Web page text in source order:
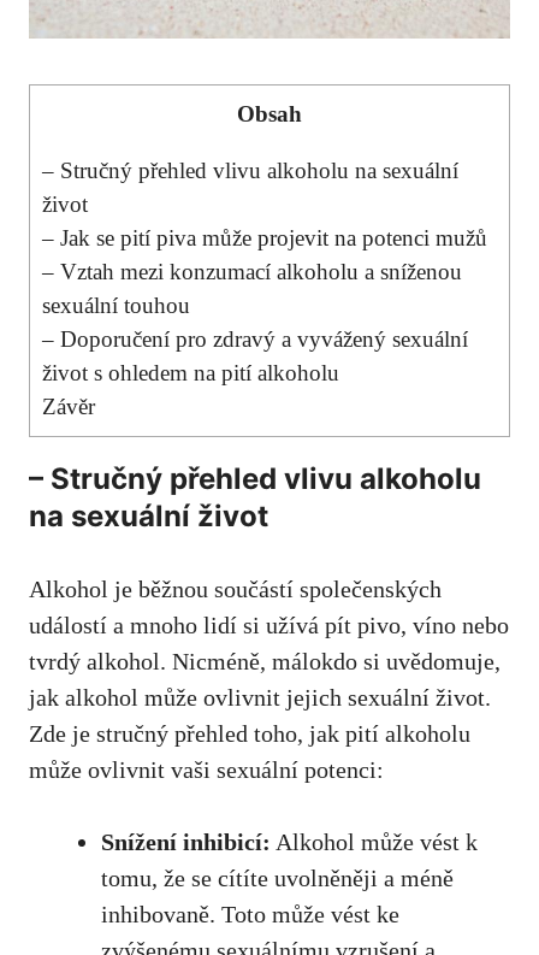
Obsah
– Stručný přehled vlivu alkoholu na sexuální
život
– Jak se pití piva může projevit na potenci mužů
– Vztah mezi konzumací alkoholu a sníženou
sexuální touhou
– Doporučení pro zdravý a vyvážený sexuální
život s ohledem na pití alkoholu
Závěr
– Stručný přehled vlivu alkoholu
na sexuální život
Alkohol je běžnou součástí společenských
událostí a mnoho lidí si užívá pít pivo, víno nebo
tvrdý alkohol. Nicméně, málokdo si uvědomuje,
jak alkohol může ovlivnit jejich sexuální život.
Zde je stručný přehled toho, jak pití alkoholu
může ovlivnit vaši sexuální potenci:
Snížení inhibicí: Alkohol může vést k
tomu, že se cítíte uvolněněji a méně
inhibovaně. Toto může vést ke